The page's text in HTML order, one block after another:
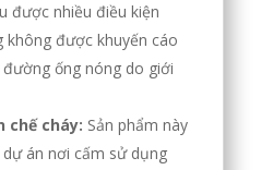
được nhiều điều kiện
không được khuyến cáo
ống nóng do giới
chế cháy: Sản phẩm này
án nơi cấm sử dụng